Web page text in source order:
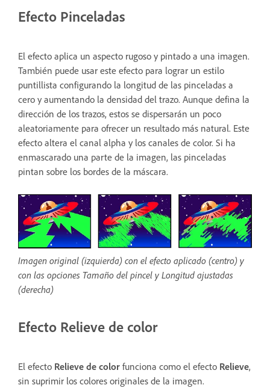
Efecto Pinceladas
El efecto aplica un aspecto rugoso y pintado a una imagen.
También puede usar este efecto para lograr un estilo
puntillista configurando la longitud de las pinceladas a
cero y aumentando la densidad del trazo. Aunque defina la
dirección de los trazos, estos se dispersarán un poco
aleatoriamente para ofrecer un resultado más natural. Este
efecto altera el canal alpha y los canales de color. Si ha
enmascarado una parte de la imagen, las pinceladas
pintan sobre los bordes de la máscara.
Imagen original (izquierda) con el efecto aplicado (centro) y
con las opciones Tamaño del pincel y Longitud ajustadas
(derecha)
Efecto Relieve de color
El efecto Relieve de color funciona como el efecto Relieve,
sin suprimir los colores originales de la imagen.